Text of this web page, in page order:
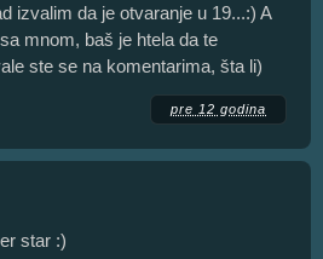
izvalim da je otvaranje u 19...:) A
mnom, baš je htela da te
ste se na komentarima, šta li)
pre 12 godina
star :)